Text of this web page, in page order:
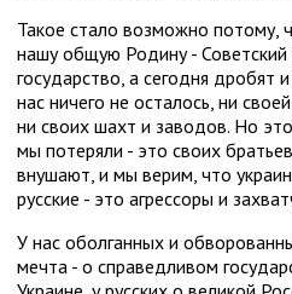
Такое стало возможно потому,
нашу общую Родину - Советский
государство, а сегодня дробят
нас ничего не осталось, ни
ни своих шахт и заводов. Но
мы потеряли - это своих
внушают, и мы верим, что
русские - это агрессоры и
У нас оболганных и
мечта - о справедливом